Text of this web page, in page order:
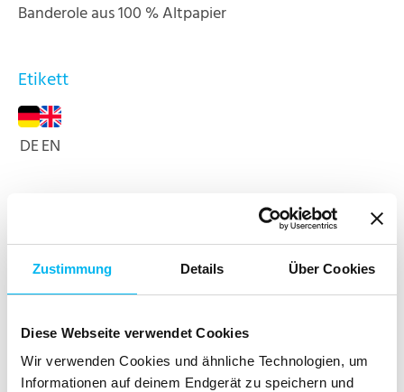
Zustimmung Details Über Cookies
Diese Webseite verwendet Cookies
Wir verwenden Cookies und ähnliche Technologien, um
Informationen auf deinem Endgerät zu speichern und
Banderole aus 100 % Altpapier
Etikett
DEEN
Bewertungen
NEWSLETTER
Jetzt für den sodasan Newsletter anmelden und
keine Neuigkeiten und Aktionen mehr verpassen!